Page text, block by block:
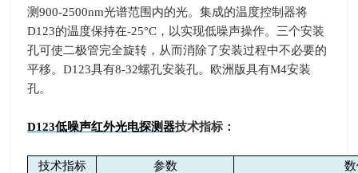
测900-2500nm光谱范围内的光。集成的温度控制器将
D123的温度保持在-25°C ，以实现低噪声操作。三个安装
孔可使二极管完全旋转，从而消除了安装过程中不必要的
平移。D123具有8-32螺孔安装孔。欧洲版具有M4安装
孔。
D123低噪声红外光电探测器技术指标：
技术指标 参数